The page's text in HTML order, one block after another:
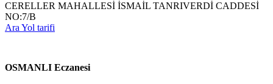
CERELLER MAHALLESİ İSMAİL TANRIVERDİ CADDESİ
NO:7/B
AraYol tarifi
OSMANLI Eczanesi